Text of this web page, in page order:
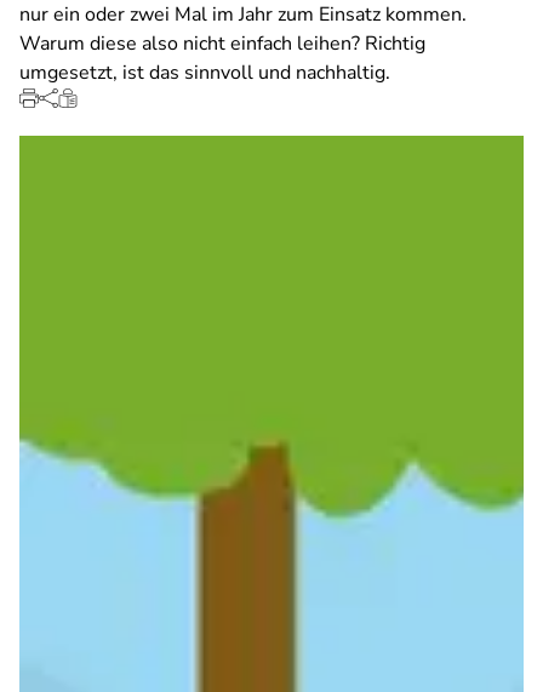
nur ein oder zwei Mal im Jahr zum Einsatz kommen.
Warum diese also nicht einfach leihen? Richtig
umgesetzt, ist das sinnvoll und nachhaltig.